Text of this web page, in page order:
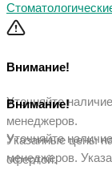
Внимание!
Уточняйте
менеджеров.
Указанные цены
офертой.
Внимание!
Уточняйте
менеджеров.